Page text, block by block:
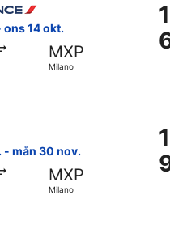
14 okt.
MXP
Milano
1
1
- mån 30 nov.
MXP
Milano
1
1
Scandinavian Airlines,